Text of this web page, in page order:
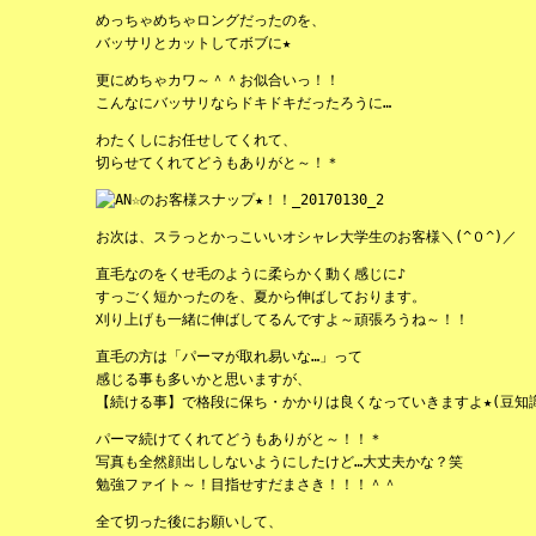
めっちゃめちゃロングだったのを、
バッサリとカットしてボブに★
更にめちゃカワ～＾＾お似合いっ！！
こんなにバッサリならドキドキだったろうに…
わたくしにお任せしてくれて、
切らせてくれてどうもありがと～！＊
お次は、スラっとかっこいいオシャレ大学生のお客様＼(^０^)／
直毛なのをくせ毛のように柔らかく動く感じに♪
すっごく短かったのを、夏から伸ばしております。
刈り上げも一緒に伸ばしてるんですよ～頑張ろうね～！！
直毛の方は「パーマが取れ易いな…」って
感じる事も多いかと思いますが、
【続ける事】で格段に保ち・かかりは良くなっていきますよ★(豆知
パーマ続けてくれてどうもありがと～！！＊
写真も全然顔出ししないようにしたけど…大丈夫かな？笑
勉強ファイト～！目指せすだまさき！！！＾＾
全て切った後にお願いして、